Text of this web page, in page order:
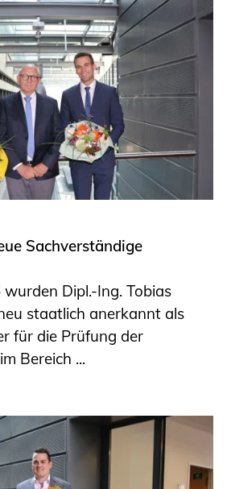
Sachverständige
wurden Dipl.-Ing. Tobias
staatlich anerkannt als
für die Prüfung der
Bereich ...